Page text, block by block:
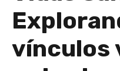
vínculos